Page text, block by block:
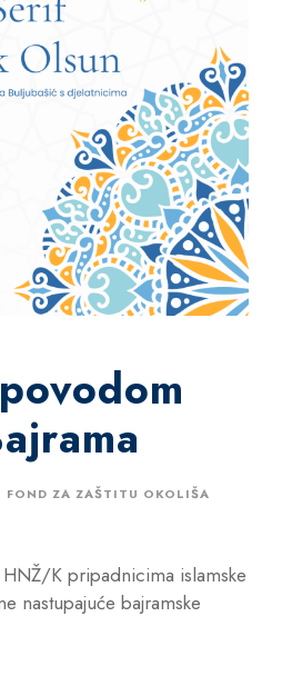
FOND ZA ZAŠTITU OKOLIŠA
K pripadnicima islamske
nastupajuće bajramske